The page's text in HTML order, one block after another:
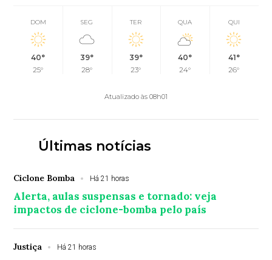
DOM
40°
25°
SEG
39°
28°
TER
39°
23°
QUA
40°
24°
QUI
41°
26°
Atualizado às 08h01
Últimas notícias
Ciclone Bomba Há 21 horas
Alerta, aulas suspensas e tornado: veja
impactos de ciclone-bomba pelo país
Justiça Há 21 horas